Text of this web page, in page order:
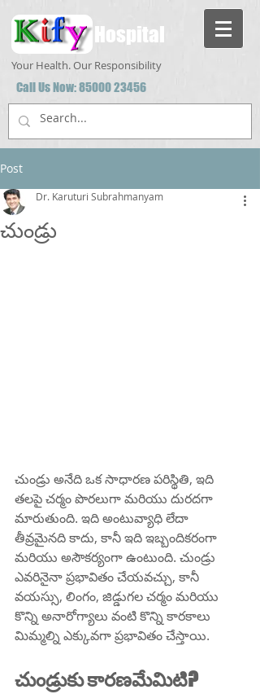
Hospital
Your Health. Our Responsibility
Call Us Now:85000 23456
Post
చుండ్రు
Dr. Karuturi Subrahmanyam
చుండ్రు అనేది ఒక సాధారణ పరిస్థితి, ఇది
తలపై చర్మం పొరలుగా మరియు దురదగా
మారుతుంది. ఇది అంటువ్యాధి లేదా
తీవ్రమైనది కాదు, కానీ ఇది ఇబ్బందికరంగా
మరియు అసౌకర్యంగా ఉంటుంది. చుండ్రు
ఎవరినైనా ప్రభావితం చేయవచ్చు, కానీ
వయస్సు, లింగం, జిడ్డుగల చర్మం మరియు
కొన్ని అనారోగ్యాలు వంటి కొన్ని కారకాలు
మిమ్మల్ని ఎక్కువగా ప్రభావితం చేస్తాయి.
చుండ్రుకు కారణమేమిటి?